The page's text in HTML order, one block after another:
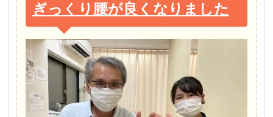
ぎっくり腰が良くなりました